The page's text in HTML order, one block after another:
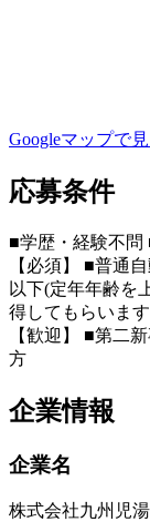
Googleマップで
応募条件
■学歴・経験不問
【必須】 ■普通
以下(定年年齢を
得してもらいま
【歓迎】 ■第二
方
企業情報
企業名
株式会社九州児